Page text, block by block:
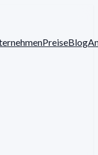
PreiseBlog